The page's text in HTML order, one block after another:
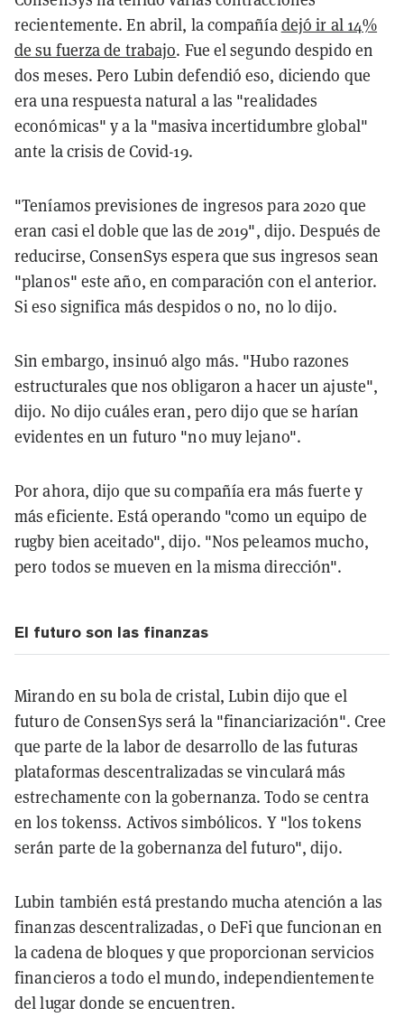
recientemente. En abril, la compañíadejó ir al 14%
de su fuerza de trabajo. Fue el segundo despido en
dos meses. Pero Lubin defendió eso, diciendo que
era una respuesta natural a las "realidades
económicas" y a la "masiva incertidumbre global"
ante la crisis de Covid-19.
"Teníamos previsiones de ingresos para 2020 que
eran casi el doble que las de 2019", dijo. Después de
reducirse, ConsenSys espera que sus ingresos sean
"planos" este año, en comparación con el anterior.
Si eso significa más despidos o no, no lo dijo.
Sin embargo, insinuó algo más. "Hubo razones
estructurales que nos obligaron a hacer un ajuste",
dijo. No dijo cuáles eran, pero dijo que se harían
evidentes en un futuro "no muy lejano".
Por ahora, dijo que su compañía era más fuerte y
más eficiente. Está operando "como un equipo de
rugby bien aceitado", dijo. "Nos peleamos mucho,
pero todos se mueven en la misma dirección".
El futuro son las finanzas
Mirando en su bola de cristal, Lubin dijo que el
futuro de ConsenSys será la "financiarización". Cree
que parte de la labor de desarrollo de las futuras
plataformas descentralizadas se vinculará más
estrechamente con la gobernanza. Todo se centra
en los tokenss. Activos simbólicos. Y "los tokens
serán parte de la gobernanza del futuro", dijo.
Lubin también está prestando mucha atención a las
finanzas descentralizadas, o DeFi que funcionan en
la cadena de bloques y que proporcionan servicios
financieros a todo el mundo, independientemente
del lugar donde se encuentren.